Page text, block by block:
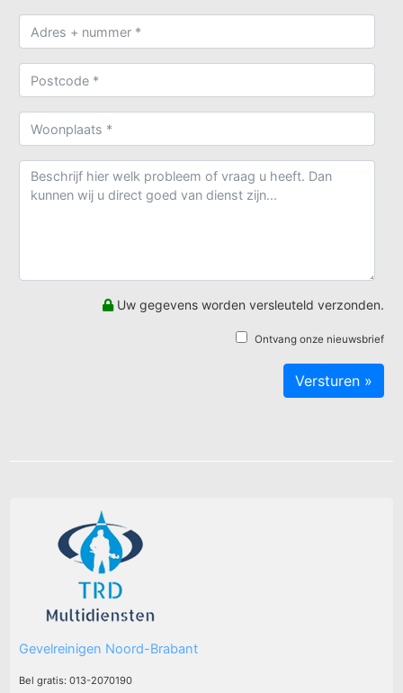
Uw gegevens worden versleuteld verzonden.
Ontvang onze nieuwsbrief
Gevelreinigen Noord-Brabant
Bel gratis: 013-2070190